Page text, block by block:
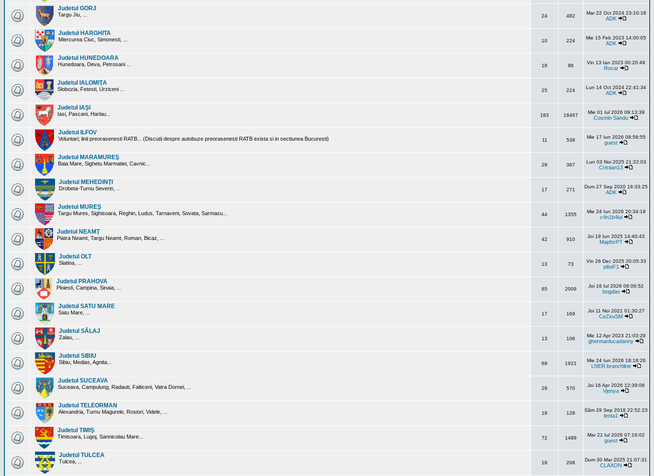
Judetul GORJ
Targu Jiu, ... 24 482
Mar 22 Oct 2024 23:10:18
ADK
Judetul HARGHITA
Miercurea Ciuc, Simonesti, ... 10 224
Mie 15 Feb 2023 14:00:05
ADK
Judetul HUNEDOARA
Hunedoara, Deva, Petrosani ... 18 88
Vin 13 Ian 2023 00:20:49
Rocar
Judetul IALOMIŢA
Slobozia, Fetesti, Urziceni ... 25 224
Lun 14 Oct 2024 22:41:34
ADK
Judetul IAŞI
Iasi, Pascani, Harlau... 183 18467
Mie 01 Iul 2026 09:13:39
Cosmin Sandu
Judetul ILFOV
Voluntari; linii preorasenesti RATB... (Discutii despre autobuze preorasenesti RATB exista si in sectiunea Bucuresti) 11 538
Mie 17 Iun 2026 08:58:55
guest
Judetul MARAMUREŞ
Baia Mare, Sighetu Marmatiei, Cavnic... 29 367
Lun 03 Noi 2025 21:22:03
Cristian13
Judetul MEHEDINŢI
Drobeta-Turnu Severin, ... 17 271
Dum 27 Sep 2020 16:33:25
ADK
Judetul MUREŞ
Targu Mures, Sighisoara, Reghin, Ludus, Tarnaveni, Sovata, Sarmasu... 44 1355
Mie 24 Iun 2026 20:34:19
c4n1b4lul
Judetul NEAMŢ
Piatra Neamt, Targu Neamt, Roman, Bicaz, ... 42 910
Joi 19 Iun 2025 14:40:43
MapforPT
Judetul OLT
Slatina, ... 13 73
Vin 26 Dec 2025 20:05:33
pilotF1
Judetul PRAHOVA
Ploiesti, Campina, Sinaia, ... 65 2009
Joi 16 Iul 2026 08:06:52
bogdan
Judetul SATU MARE
Satu Mare, ... 17 169
Joi 11 Noi 2021 01:30:27
CeZeuSM
Judetul SĂLAJ
Zalau, ... 13 106
Mie 12 Apr 2023 21:03:29
ghermanlucadanny
Judetul SIBIU
Sibiu, Medias, Agnita... 68 1921
Mie 24 Iun 2026 18:18:26
LNER.branchline
Judetul SUCEAVA
Suceava, Campulung, Radauti, Falticeni, Vatra Dornei, ... 29 570
Joi 16 Apr 2026 12:39:06
Vjenya
Judetul TELEORMAN
Alexandria, Turnu Magurele, Rosiori, Videle, ... 18 128
Sâm 29 Sep 2018 22:52:23
lenta1
Judetul TIMIŞ
Timisoara, Lugoj, Sannicolau Mare... 72 1489
Mar 21 Iul 2026 07:16:02
guest
Judetul TULCEA
Tulcea, ... 18 208
Dum 30 Mar 2025 21:07:31
CLAXON